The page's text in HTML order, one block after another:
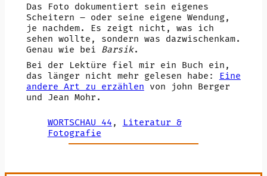
Das Foto dokumentiert sein eigenes
Scheitern – oder seine eigene Wendung,
je nachdem. Es zeigt nicht, was ich
sehen wollte, sondern was dazwischenkam.
Genau wie bei Barsik.
Bei der Lektüre fiel mir ein Buch ein,
das länger nicht mehr gelesen habe: Eine
andere Art zu erzählen von john Berger
und Jean Mohr.
WORTSCHAU 44 ,
Literatur &
Fotografie